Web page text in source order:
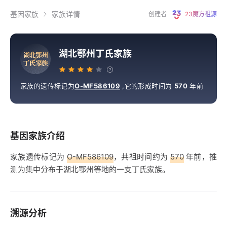
基因家族 家族详情 创建者 23魔方祖源
湖北鄂州
丁氏家族
湖北鄂州丁氏家族
家族的遗传标记为O-MF586109 ,它的形成时间为 570 年前
基因家族介绍
家族遗传标记为 O-MF586109，共祖时间约为 570年前，推
测为集中分布于湖北鄂州等地的一支丁氏家族。
溯源分析